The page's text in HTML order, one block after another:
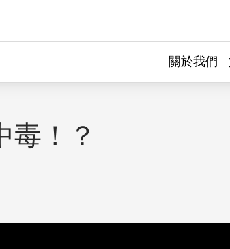
關於我們
毒！？